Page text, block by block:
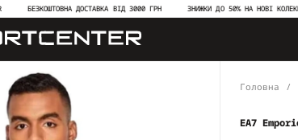
БЕЗКОШТОВНА ДОСТАВКА ВІД 3000 ГРН ЗНИЖКИ ДО 50% НА НОВІ КОЛЕКЦІЇ
Головна
EA7